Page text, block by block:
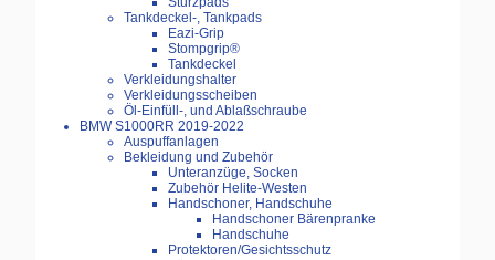
Tankdeckel-, Tankpads
Eazi-Grip
Stompgrip®
Tankdeckel
Verkleidungshalter
Verkleidungsscheiben
Öl-Einfüll-, und Ablaßschraube
BMW S1000RR 2019-2022
Auspuffanlagen
Bekleidung und Zubehör
Unteranzüge, Socken
Zubehör Helite-Westen
Handschoner, Handschuhe
Handschoner Bärenpranke
Handschuhe
Protektoren/Gesichtsschutz